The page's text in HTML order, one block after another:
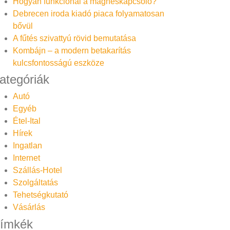
Debrecen iroda kiadó piaca folyamatosan
bővül
A fűtés szivattyú rövid bemutatása
Kombájn – a modern betakarítás
kulcsfontosságú eszköze
Autó
Egyéb
Étel-Ital
Hírek
Ingatlan
Internet
Szállás-Hotel
Szolgáltatás
Tehetségkutató
Vásárlás